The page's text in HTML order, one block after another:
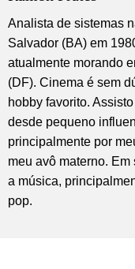
Analista de sistemas
Salvador (BA) em
atualmente morando
(DF). Cinema é sem
hobby favorito.
desde pequeno
principalmente por
meu avô materno. Em
a música,
pop.